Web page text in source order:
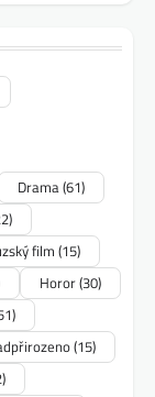
Drama(61)
film(15)
Horor(30)
(15)